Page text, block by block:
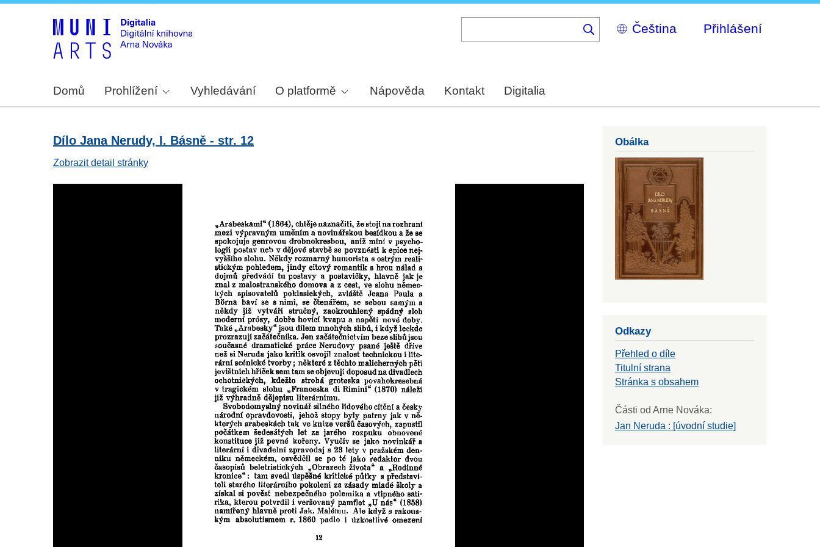
Select
your
Přihlášení
Domů Prohlížení Vyhledávání O platformě Nápověda Kontakt Digitalia
Dílo Jana Nerudy, I. Básně - str. 12
Zobrazit detail stránky
Obálka
Odkazy
Přehled o díle
Titulní strana
Stránka s obsahem
Části od Arne Nováka:
Jan Neruda : [úvodní studie]